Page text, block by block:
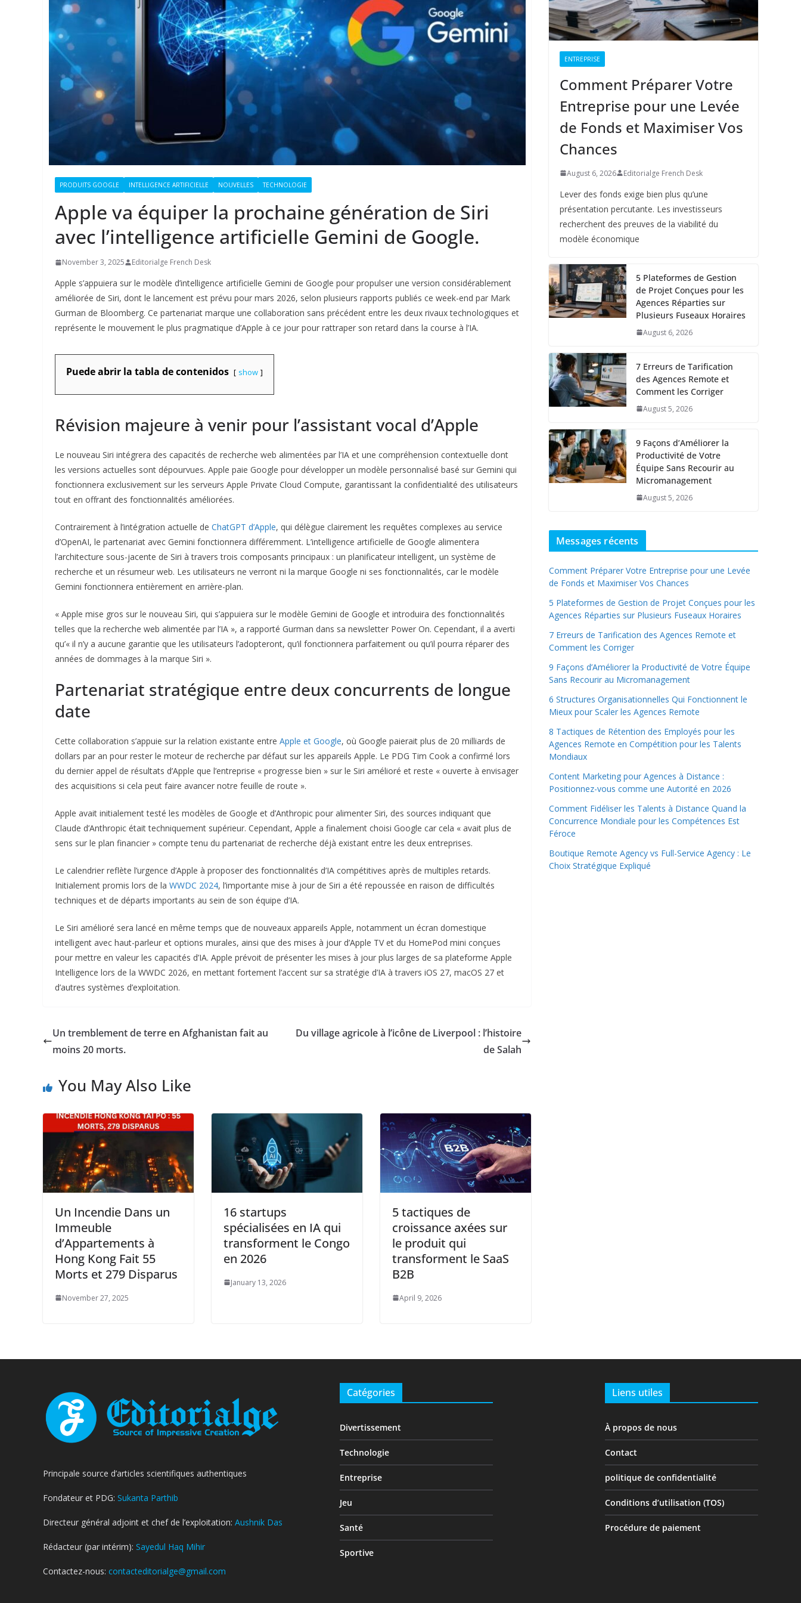
PRODUITS GOOGLE INTELLIGENCE ARTIFICIELLE NOUVELLES TECHNOLOGIE
Apple va équiper la prochaine génération de Siri
avec l’intelligence artificielle Gemini de Google.
November 3, 2025 Editorialge French Desk
Apple s’appuiera sur le modèle d’intelligence artificielle Gemini de Google pour propulser une version considérablement
améliorée de Siri, dont le lancement est prévu pour mars 2026, selon plusieurs rapports publiés ce week-end par Mark
Gurman de Bloomberg. Ce partenariat marque une collaboration sans précédent entre les deux rivaux technologiques et
représente le mouvement le plus pragmatique d’Apple à ce jour pour rattraper son retard dans la course à l’IA.
Puede abrir la tabla de contenidos show
Révision majeure à venir pour l’assistant vocal d’Apple
Le nouveau Siri intégrera des capacités de recherche web alimentées par l’IA et une compréhension contextuelle dont
les versions actuelles sont dépourvues. Apple paie Google pour développer un modèle personnalisé basé sur Gemini qui
fonctionnera exclusivement sur les serveurs Apple Private Cloud Compute, garantissant la confidentialité des utilisateurs
tout en offrant des fonctionnalités améliorées.
Contrairement à l’intégration actuelle de ChatGPT d’Apple, qui délègue clairement les requêtes complexes au service
d’OpenAI, le partenariat avec Gemini fonctionnera différemment. L’intelligence artificielle de Google alimentera
l’architecture sous-jacente de Siri à travers trois composants principaux : un planificateur intelligent, un système de
recherche et un résumeur web. Les utilisateurs ne verront ni la marque Google ni ses fonctionnalités, car le modèle
Gemini fonctionnera entièrement en arrière-plan.
« Apple mise gros sur le nouveau Siri, qui s’appuiera sur le modèle Gemini de Google et introduira des fonctionnalités
telles que la recherche web alimentée par l’IA », a rapporté Gurman dans sa newsletter Power On. Cependant, il a averti
qu’« il n’y a aucune garantie que les utilisateurs l’adopteront, qu’il fonctionnera parfaitement ou qu’il pourra réparer des
années de dommages à la marque Siri ».
Partenariat stratégique entre deux concurrents de longue
date
Cette collaboration s’appuie sur la relation existante entre Apple et Google, où Google paierait plus de 20 milliards de
dollars par an pour rester le moteur de recherche par défaut sur les appareils Apple. Le PDG Tim Cook a confirmé lors
du dernier appel de résultats d’Apple que l’entreprise « progresse bien » sur le Siri amélioré et reste « ouverte à envisager
des acquisitions si cela peut faire avancer notre feuille de route ».
Apple avait initialement testé les modèles de Google et d’Anthropic pour alimenter Siri, des sources indiquant que
Claude d’Anthropic était techniquement supérieur. Cependant, Apple a finalement choisi Google car cela « avait plus de
sens sur le plan financier » compte tenu du partenariat de recherche déjà existant entre les deux entreprises.
Le calendrier reflète l’urgence d’Apple à proposer des fonctionnalités d’IA compétitives après de multiples retards.
Initialement promis lors de la WWDC 2024, l’importante mise à jour de Siri a été repoussée en raison de difficultés
techniques et de départs importants au sein de son équipe d’IA.
Le Siri amélioré sera lancé en même temps que de nouveaux appareils Apple, notamment un écran domestique
intelligent avec haut-parleur et options murales, ainsi que des mises à jour d’Apple TV et du HomePod mini conçues
pour mettre en valeur les capacités d’IA. Apple prévoit de présenter les mises à jour plus larges de sa plateforme Apple
Intelligence lors de la WWDC 2026, en mettant fortement l’accent sur sa stratégie d’IA à travers iOS 27, macOS 27 et
d’autres systèmes d’exploitation.
Un tremblement de terre en Afghanistan fait au
moins 20 morts.
Du village agricole à l’icône de Liverpool : l’histoire
de Salah
You May Also Like
Un Incendie Dans un
Immeuble
d’Appartements à
Hong Kong Fait 55
Morts et 279 Disparus
November 27, 2025
16 startups
spécialisées en IA qui
transforment le Congo
en 2026
January 13, 2026
5 tactiques de
croissance axées sur
le produit qui
transforment le SaaS
B2B
April 9, 2026
ENTREPRISE
Comment Préparer Votre
Entreprise pour une Levée
de Fonds et Maximiser Vos
Chances
August 6, 2026 Editorialge French Desk
Lever des fonds exige bien plus qu’une
présentation percutante. Les investisseurs
recherchent des preuves de la viabilité du
modèle économique
5 Plateformes de Gestion
de Projet Conçues pour les
Agences Réparties sur
Plusieurs Fuseaux Horaires
August 6, 2026
7 Erreurs de Tarification
des Agences Remote et
Comment les Corriger
August 5, 2026
9 Façons d’Améliorer la
Productivité de Votre
Équipe Sans Recourir au
Micromanagement
August 5, 2026
Messages récents
Comment Préparer Votre Entreprise pour une Levée
de Fonds et Maximiser Vos Chances
5 Plateformes de Gestion de Projet Conçues pour les
Agences Réparties sur Plusieurs Fuseaux Horaires
7 Erreurs de Tarification des Agences Remote et
Comment les Corriger
9 Façons d’Améliorer la Productivité de Votre Équipe
Sans Recourir au Micromanagement
6 Structures Organisationnelles Qui Fonctionnent le
Mieux pour Scaler les Agences Remote
8 Tactiques de Rétention des Employés pour les
Agences Remote en Compétition pour les Talents
Mondiaux
Content Marketing pour Agences à Distance :
Positionnez-vous comme une Autorité en 2026
Comment Fidéliser les Talents à Distance Quand la
Concurrence Mondiale pour les Compétences Est
Féroce
Boutique Remote Agency vs Full-Service Agency : Le
Choix Stratégique Expliqué
Principale source d’articles scientifiques authentiques
Fondateur et PDG: Sukanta Parthib
Directeur général adjoint et chef de l’exploitation: Aushnik Das
Rédacteur (par intérim): Sayedul Haq Mihir
Contactez-nous: contacteditorialge@gmail.com
Catégories
Divertissement
Technologie
Entreprise
Jeu
Santé
Sportive
Liens utiles
À propos de nous
Contact
politique de confidentialité
Conditions d’utilisation (TOS)
Procédure de paiement